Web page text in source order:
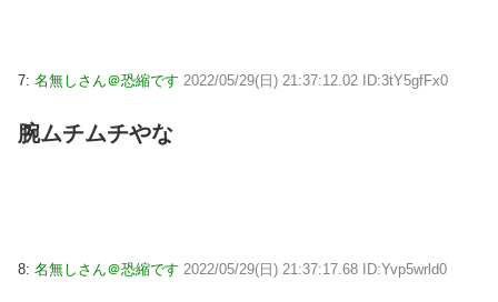
7: 名無しさん＠恐縮です 2022/05/29(日) 21:37:12.02 ID:3tY5gfFx0
腕ムチムチやな
8: 名無しさん＠恐縮です 2022/05/29(日) 21:37:17.68 ID:Yvp5wrld0